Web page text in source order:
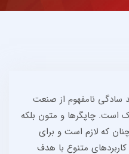
سادگی نامفهوم از صنعت
است. چاپگرها و متون بلکه
که لازم است و برای
متنوع با هدف